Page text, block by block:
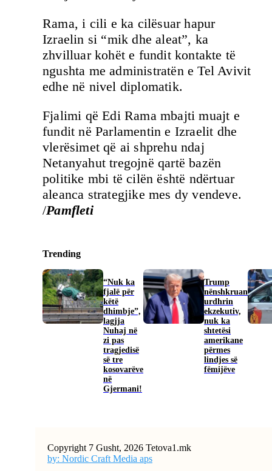
Rama, i cili e ka cilësuar hapur
Izraelin si “mik dhe aleat”, ka
zhvilluar kohët e fundit kontakte të
ngushta me administratën e Tel Avivit
edhe në nivel diplomatik.
Fjalimi që Edi Rama mbajti muajt e
fundit në Parlamentin e Izraelit dhe
vlerësimet që ai shprehu ndaj
Netanyahut tregojnë qartë bazën
politike mbi të cilën është ndërtuar
aleanca strategjike mes dy vendeve.
/Pamfleti
Trending
“Nuk ka
fjalë për
këtë
dhimbje”,
lagjja
Nuhaj në
zi pas
tragjedisë
së tre
kosovarëve
në
Gjermani!
Trump
nënshkruan
urdhrin
ekzekutiv,
nuk ka
shtetësi
amerikane
përmes
lindjes së
fëmijëve
Copyright 7 Gusht, 2026 Tetova1.mk
by: Nordic Craft Media aps